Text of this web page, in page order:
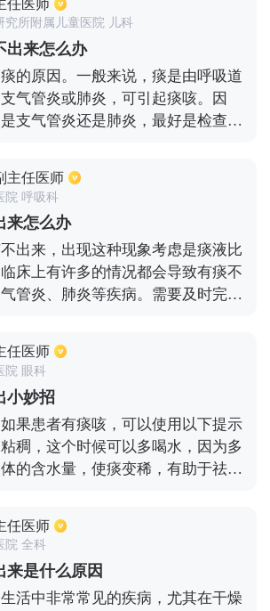
的几率发生，需要口服头孢、青霉
疗。注意对发声做好保护，不要大
饮食要低盐、低糖、禁止辛辣。
任医师
究所附属儿童医院 儿科
出来怎么办
的原因。一般来说，痰是由呼吸道
气管炎或肺炎，可引起痰咳。因
支气管炎还是肺炎，最好是检查一
本上控制痰液。如果痰太多，根据
以下的婴儿咳嗽强度较弱，不容易
以将痰吞到胃里，通过肠道排出。
常拍拍孩子的背，喝温开水来促进
较大的孩子鼓励他咳嗽和咳痰。
主任医师
院 呼吸科
来怎么办
出来，出现这种现象考虑是痰液比
床上有许多的情况都会导致有痰不
管炎、肺炎等疾病。需要及时完善
染治疗，并且予以化痰止咳等对症
是雾化化痰以及口服药物化痰治
物是氨溴索等。除了药物治疗方
避免辛辣刺激饮食，多注意体育锻
任医师
院 眼科
小妙招
果患者有痰咳，可以使用以下提示
稠，这个时候可以多喝水，因为多
的含水量，使痰变稀，有助于祛
任医师
院 全科
来是什么原因
活中非常常见的疾病，尤其在干燥